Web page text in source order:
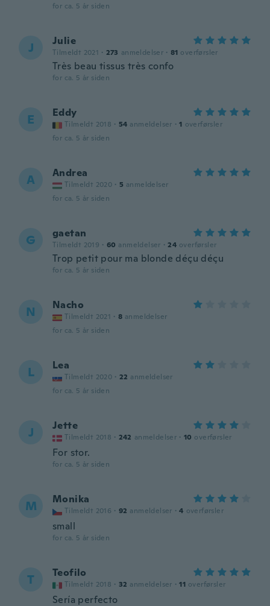
for ca. 5 år siden
J Julie
Tilmeldt 2021 · 273 anmeldelser · 81 overførsler
Très beau tissus très confo
for ca. 5 år siden
E Eddy
Tilmeldt 2018 · 54 anmeldelser · 1 overførsler
for ca. 5 år siden
A Andrea
Tilmeldt 2020 · 5 anmeldelser
for ca. 5 år siden
G gaetan
Tilmeldt 2019 · 60 anmeldelser · 24 overførsler
Trop petit pour ma blonde déçu déçu
for ca. 5 år siden
N Nacho
Tilmeldt 2021 · 8 anmeldelser
for ca. 5 år siden
L Lea
Tilmeldt 2020 · 22 anmeldelser
for ca. 5 år siden
J Jette
Tilmeldt 2018 · 242 anmeldelser · 10 overførsler
For stor.
for ca. 5 år siden
M Monika
Tilmeldt 2016 · 92 anmeldelser · 4 overførsler
small
for ca. 5 år siden
T Teofilo
Tilmeldt 2018 · 32 anmeldelser · 11 overførsler
Sería perfecto